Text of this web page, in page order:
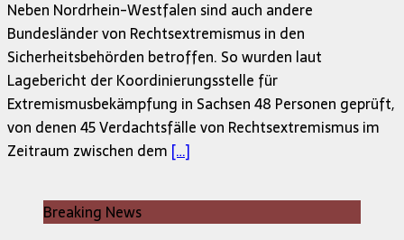
Neben Nordrhein-Westfalen sind auch andere
Bundesländer von Rechtsextremismus in den
Sicherheitsbehörden betroffen. So wurden laut
Lagebericht der Koordinierungsstelle für
Extremismusbekämpfung in Sachsen 48 Personen geprüft,
von denen 45 Verdachtsfälle von Rechtsextremismus im
Zeitraum zwischen dem […]
Breaking News